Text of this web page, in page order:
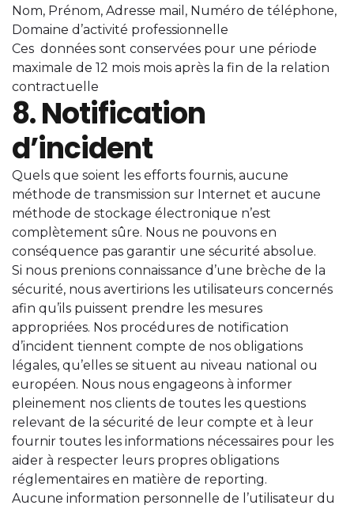
Nom, Prénom, Adresse mail, Numéro de téléphone,
Domaine d’activité professionnelle
Ces données sont conservées pour une période
maximale de 12 mois mois après la fin de la relation
contractuelle
8. Notification
d’incident
Quels que soient les efforts fournis, aucune
méthode de transmission sur Internet et aucune
méthode de stockage électronique n’est
complètement sûre. Nous ne pouvons en
conséquence pas garantir une sécurité absolue.
Si nous prenions connaissance d’une brèche de la
sécurité, nous avertirions les utilisateurs concernés
afin qu’ils puissent prendre les mesures
appropriées. Nos procédures de notification
d’incident tiennent compte de nos obligations
légales, qu’elles se situent au niveau national ou
européen. Nous nous engageons à informer
pleinement nos clients de toutes les questions
relevant de la sécurité de leur compte et à leur
fournir toutes les informations nécessaires pour les
aider à respecter leurs propres obligations
réglementaires en matière de reporting.
Aucune information personnelle de l’utilisateur du